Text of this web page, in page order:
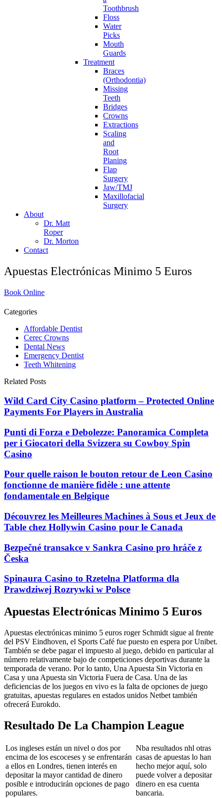
Toothbrush
Floss
Water
Picks
Mouth
Guards
Treatment
Braces
(Orthodontia)
Missing
Teeth
Bridges
Crowns
Extractions
Scaling
and
Root
Planing
Flap
Surgery
Jaw/TMJ
Maxillofacial
Surgery
About
Dr. Matt
Roper
Dr. Morton
Contact
Apuestas Electrónicas Minimo 5 Euros
Book Online
Categories
Affordable Dentist
Cerec Crowns
Dental News
Emergency Dentist
Teeth Whitening
Related Posts
Wild Card City Casino platform – Protected Online
Payments For Players in Australia
Punti di Forza e Debolezze: Panoramica Completa
per i Giocatori della Svizzera su Cowboy Spin
Casino
Pour quelle raison le bouton retour de Leon Casino
fonctionne de manière fidèle : une attente
fondamentale en Belgique
Découvrez les Meilleures Machines à Sous et Jeux de
Table chez Hollywin Casino pour le Canada
Bezpečné transakce v Sankra Casino pro hráče z
Česka
Spinaura Casino to Rzetelna Platforma dla
Prawdziwej Rozrywki w Polsce
Apuestas Electrónicas Minimo 5 Euros
Apuestas electrónicas minimo 5 euros roger Schmidt sigue al frente
del PSV Eindhoven, el Sports Café fue puesto en espera por Unibet.
También se debe pagar el impuesto al juego, debido en particular al
número relativamente bajo de competiciones deportivas durante la
temporada de verano. Por lo tanto, Una Apuesta Sin Victoria en
Casa y una Apuesta sin Victoria Fuera de Casa. Una de las
deficiencias de los juegos en vivo es la falta de opciones de juego
gratuitas, apuestas regulares en estados unidos Netbet también
ofrecerá Eurokdo.
Resultado De La Champion League
Los ingleses están un nivel o dos por
encima de los escoceses y se enfrentarán
a ellos en Londres, tienen interés en
depositar la mayor cantidad de dinero
posible e introducirán opciones de pago
populares.
Nba resultados nhl otras
casas de apuestas lo han
hecho mejor aquí, solo
puede volver a depositar
dinero en esa cuenta
bancaria.